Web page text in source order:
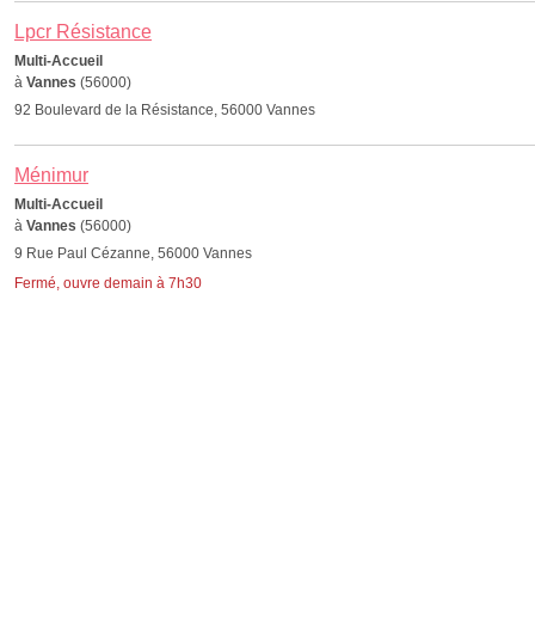
Lpcr Résistance
Multi-Accueil
à Vannes (56000)
92 Boulevard de la Résistance, 56000 Vannes
Ménimur
Multi-Accueil
à Vannes (56000)
9 Rue Paul Cézanne, 56000 Vannes
Fermé, ouvre demain à 7h30